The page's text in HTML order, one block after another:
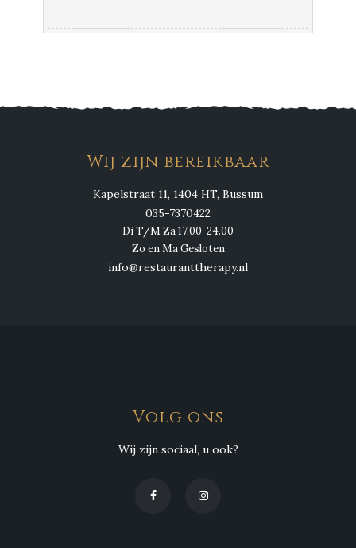
Wij zijn bereikbaar
Kapelstraat 11, 1404 HT, Bussum
035-7370422
Di T/M Za 17.00-24.00
Zo en Ma Gesloten
info@restauranttherapy.nl
Volg ons
Wij zijn sociaal, u ook?